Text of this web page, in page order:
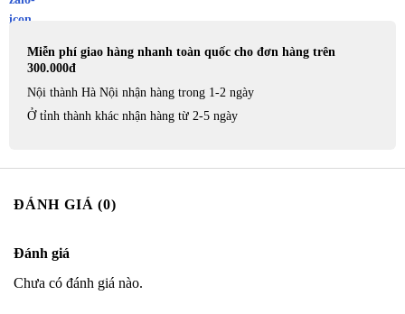
Miễn phí giao hàng nhanh toàn quốc cho đơn hàng trên
300.000đ
Nội thành Hà Nội nhận hàng trong 1-2 ngày
Ở tỉnh thành khác nhận hàng từ 2-5 ngày
ĐÁNH GIÁ (0)
Đánh giá
Chưa có đánh giá nào.